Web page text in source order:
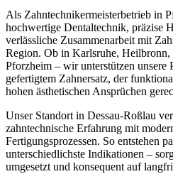
Als Zahntechnikermeisterbetrieb in
hochwertige Dentaltechnik, präzise
verlässliche Zusammenarbeit mit
Region. Ob in Karlsruhe, Heilbronn,
Pforzheim – wir unterstützen unsere
gefertigtem Zahnersatz, der
hohen ästhetischen Ansprüchen
Unser Standort in Dessau-Roßlau
zahntechnische Erfahrung mit
Fertigungsprozessen. So entstehen
unterschiedlichste Indikationen –
umgesetzt und konsequent auf